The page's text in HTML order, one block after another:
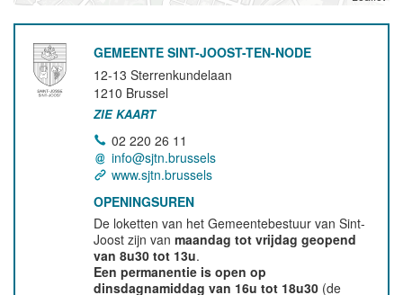
GEMEENTE SINT-JOOST-TEN-NODE
12-13 Sterrenkundelaan
1210 Brussel
ZIE KAART
02 220 26 11
info@sjtn.brussels
www.sjtn.brussels
OPENINGSUREN
De loketten van het Gemeentebestuur van Sint-
Joost zijn vanmaandag tot vrijdag geopend
van 8u30 tot 13u.
Een permanentie is open op
dinsdagnamiddag van 16u tot 18u30 (de